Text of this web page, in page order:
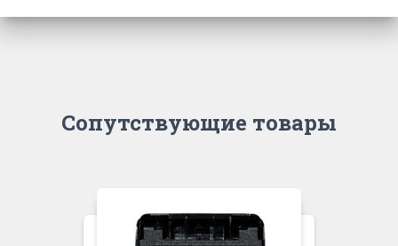
Сопутствующие товары